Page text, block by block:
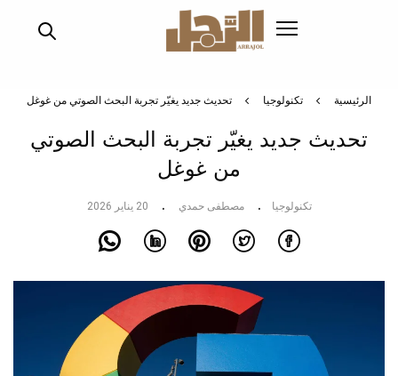
الرئيسية تكنولوجيا تحديث جديد يغيّر تجربة البحث الصوتي من غوغل
تحديث جديد يغيّر تجربة البحث الصوتي
من غوغل
تكنولوجيا مصطفى حمدي 20 يناير 2026